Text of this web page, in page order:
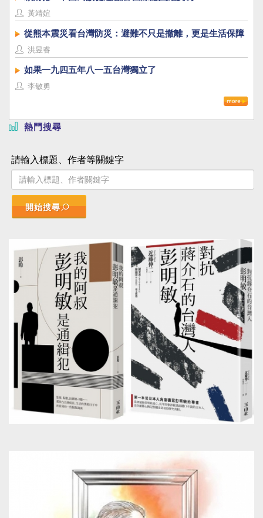
黃靖媗
從熊本震災看台灣防災：避難不只是撤離，更是生活保障
洪昱睿
如果一九四五年八一五台灣獨立了
李敏勇
熱門搜尋
請輸入標題、作者等關鍵字
開始搜尋